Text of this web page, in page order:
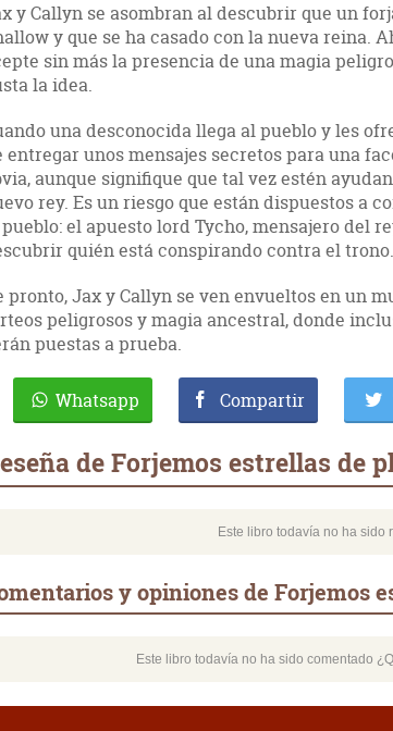
y Callyn se asombran al descubrir que un
y que se ha casado con la nueva reina.
sin más la presencia de una magia
la idea.
una desconocida llega al pueblo y les
entregar unos mensajes secretos para una
aunque signifique que tal vez estén
rey. Es un riesgo que están dispuestos a
el apuesto lord Tycho, mensajero del
quién está conspirando contra el trono.
pronto, Jax y Callyn se ven envueltos en un
peligrosos y magia ancestral, donde
puestas a prueba.
Whatsapp Compartir
de Forjemos estrellas de
Este libro todavía no ha sido
y opiniones de Forjemos
Este libro todavía no ha sido comentado